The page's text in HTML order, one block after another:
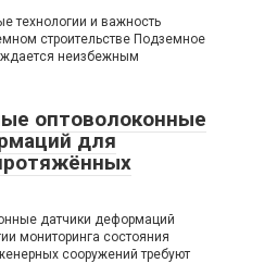
технологии и важность
строительстве Подземное
неизбежным
оптоволоконные
для
датчики деформаций
мониторинга состояния
сооружений требуют